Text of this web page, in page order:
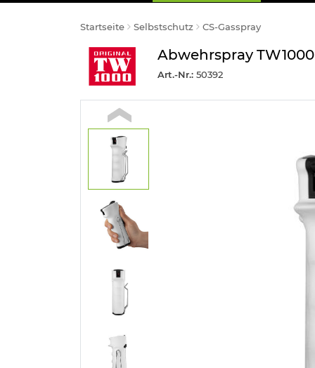
Startseite Selbstschutz CS-Gasspray
Abwehrspray
Art.-Nr.: 50392